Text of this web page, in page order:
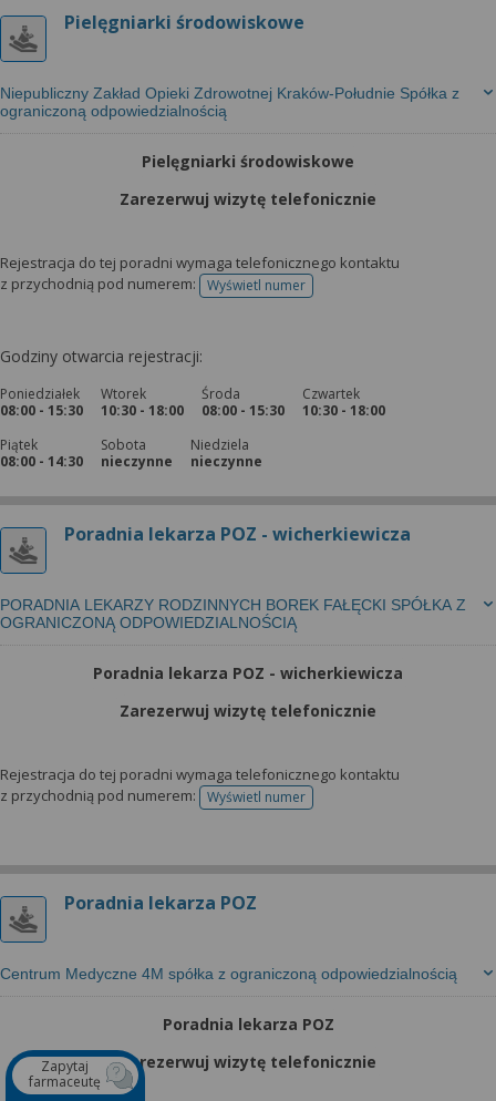
Pielęgniarki środowiskowe
Niepubliczny Zakład Opieki Zdrowotnej Kraków-Południe Spółka z
ograniczoną odpowiedzialnością
Pielęgniarki środowiskowe
Zarezerwuj wizytę telefonicznie
Rejestracja do tej poradni wymaga telefonicznego kontaktu
z przychodnią pod numerem:
Wyświetl numertelefonu do rejestracji
Godziny otwarcia rejestracji:
Poniedziałek
08:00 - 15:30
Wtorek
10:30 - 18:00
Środa
08:00 - 15:30
Czwartek
10:30 - 18:00
Piątek
08:00 - 14:30
Sobota
nieczynne
Niedziela
nieczynne
Poradnia lekarza POZ - wicherkiewicza
PORADNIA LEKARZY RODZINNYCH BOREK FAŁĘCKI SPÓŁKA Z
OGRANICZONĄ ODPOWIEDZIALNOŚCIĄ
Poradnia lekarza POZ - wicherkiewicza
Zarezerwuj wizytę telefonicznie
Rejestracja do tej poradni wymaga telefonicznego kontaktu
z przychodnią pod numerem:
Wyświetl numertelefonu do rejestracji
Poradnia lekarza POZ
Centrum Medyczne 4M spółka z ograniczoną odpowiedzialnością
Poradnia lekarza POZ
Zarezerwuj wizytę telefonicznie
Zapytaj
farmaceutę